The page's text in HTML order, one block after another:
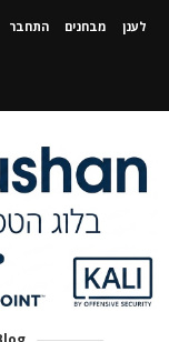
לענן מבחנים התחבר